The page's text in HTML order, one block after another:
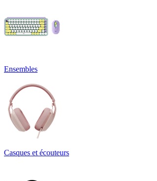
Ensembles
Casques et écouteurs